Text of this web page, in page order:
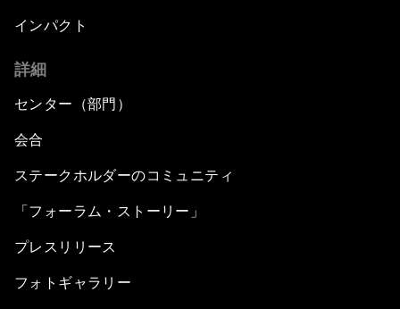
インパクト
詳細
センター（部門）
会合
ステークホルダーのコミュニティ
「フォーラム・ストーリー」
プレスリリース
フォトギャラリー